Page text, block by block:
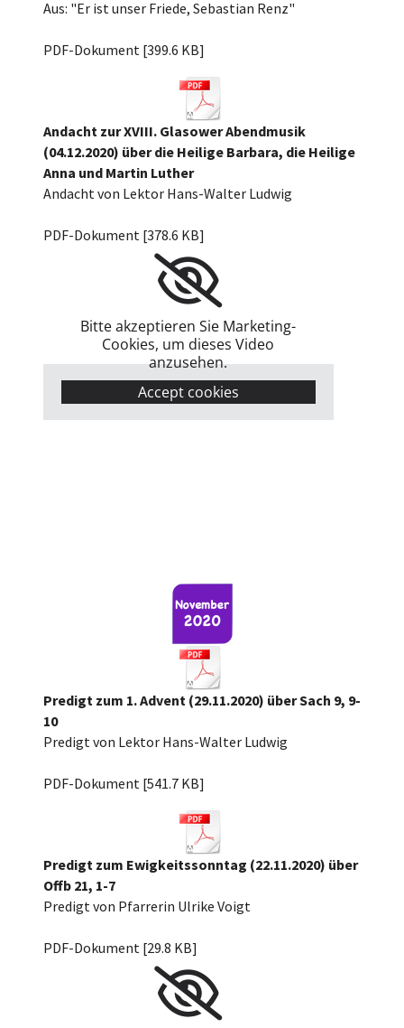
Aus: "Er ist unser Friede, Sebastian Renz"
PDF-Dokument [399.6 KB]
Andacht zur XVIII. Glasower Abendmusik
(04.12.2020) über die Heilige Barbara, die Heilige
Anna und Martin Luther
Andacht von Lektor Hans-Walter Ludwig
PDF-Dokument [378.6 KB]
Bitte akzeptieren Sie Marketing-
Cookies, um dieses Video
anzusehen.
Accept cookies
Predigt zum 1. Advent (29.11.2020) über Sach 9, 9-
10
Predigt von Lektor Hans-Walter Ludwig
PDF-Dokument [541.7 KB]
Predigt zum Ewigkeitssonntag (22.11.2020) über
Offb 21, 1-7
Predigt von Pfarrerin Ulrike Voigt
PDF-Dokument [29.8 KB]